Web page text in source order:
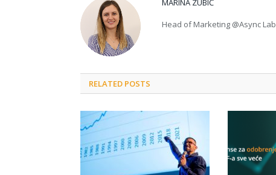
MARINA ZUBIĆ
Head of Marketing @Async
RELATED POSTS